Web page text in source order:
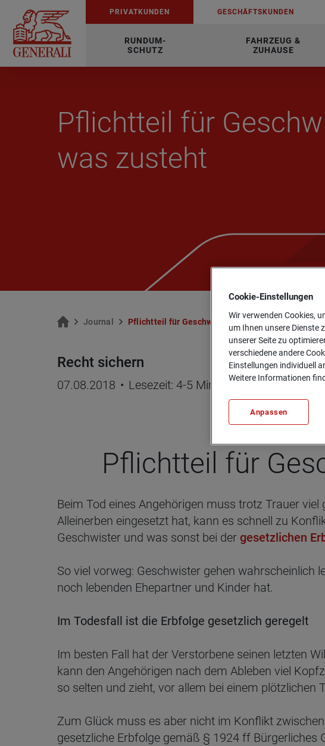
PRI­VAT­KUN­DEN GE­SCHÄFTS­KUN­DEN
RUNDUM-
SCHUTZ
FAHRZEUG &
ZUHAUSE
Pflicht­teil für
was zu­steht
Jour­nal Pflicht­teil für Ge­schwis­ter: wann dir was zu­steht
Recht sichern
07.08.2018 • Lesezeit: 4-5 Minuten
Pflicht­teil für
Beim Tod eines Angehörigen muss trotz Trauer
Alleinerben eingesetzt hat, kann es schnell zu
Geschwister und was sonst bei der gesetzlichen
So viel vorweg: Geschwister gehen wahrscheinlich
noch lebenden Ehepartner und Kinder hat.
Im Todesfall ist die Erbfolge gesetzlich geregelt
Im besten Fall hat der Verstorbene seinen letzten
kann den Angehörigen nach dem Ableben viel
so selten und zieht, vor allem bei einem plötzlichen
Zum Glück muss es aber nicht im Konflikt
gesetzliche Erbfolge gemäß § 1924 ff Bürgerliches
Cookie-­Einstellungen
Wir verwenden Cookies,
um Ihnen unsere Dienste
unserer Seite zu
verschiedene andere
Einstellungen individuell
Weitere Informationen
Anpassen